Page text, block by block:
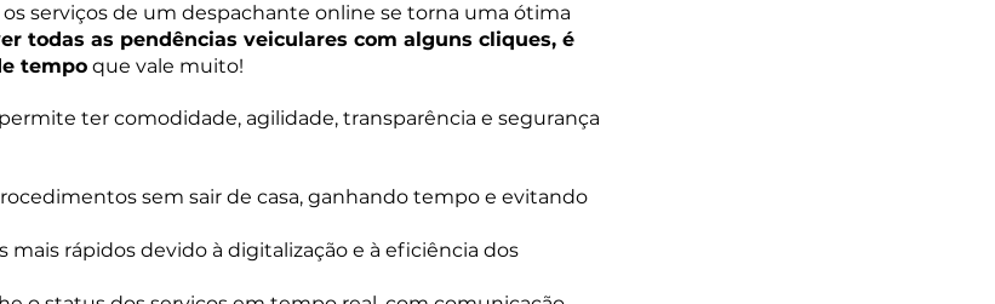
os serviços de um despachante online se torna uma ótima
todas as pendências veiculares com alguns cliques, é
tempo que vale muito!
ter comodidade, agilidade, transparência e segurança
sem sair de casa, ganhando tempo e evitando
mais rápidos devido à digitalização e à eficiência dos